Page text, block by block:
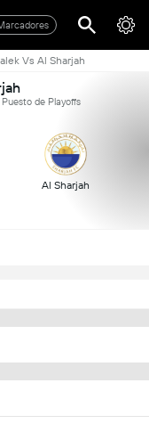
Vs Al Sharjah
de Playoffs
Al Sharjah